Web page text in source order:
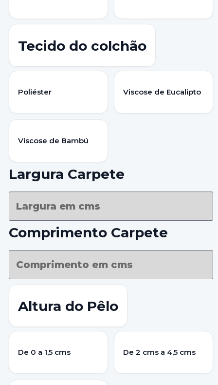
Tecido do colchão
Poliéster Viscose de Eucalipto
Viscose de Bambú
Largura Carpete
Comprimento Carpete
Altura do Pêlo
De 0 a 1,5 cms De 2 cms a 4,5 cms